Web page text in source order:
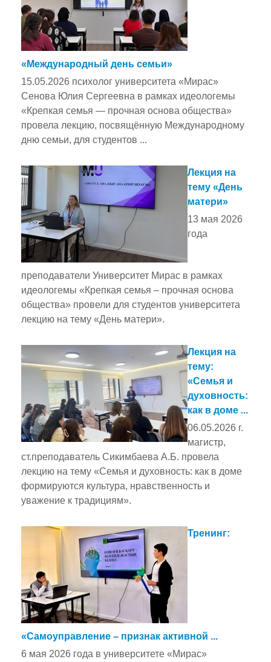
«Международный день семьи»
15.05.2026 психолог университета «Мирас»
Сенова Юлия Сергеевна в рамках идеологемы
«Крепкая семья — прочная основа общества»
провела лекцию, посвящённую Международному
дню семьи, для студентов ...
Лекция на
тему «День
матери»
13 мая 2026
года
преподаватели Университет Мирас в рамках
идеологемы «Крепкая семья – прочная основа
общества» провели для студентов университета
лекцию на тему «День матери».
Лекция на
тему:
«Семья и
духовность:
как в доме ...
06.05.2026 г.
магистр,
ст.преподаватель Сикимбаева А.Б. провела
лекцию на тему «Семья и духовность: как в доме
формируются культура, нравственность и
уважение к традициям».
Тренинг:
«Самоуправление – признак активной ...
6 мая 2026 года в университете «Мирас»